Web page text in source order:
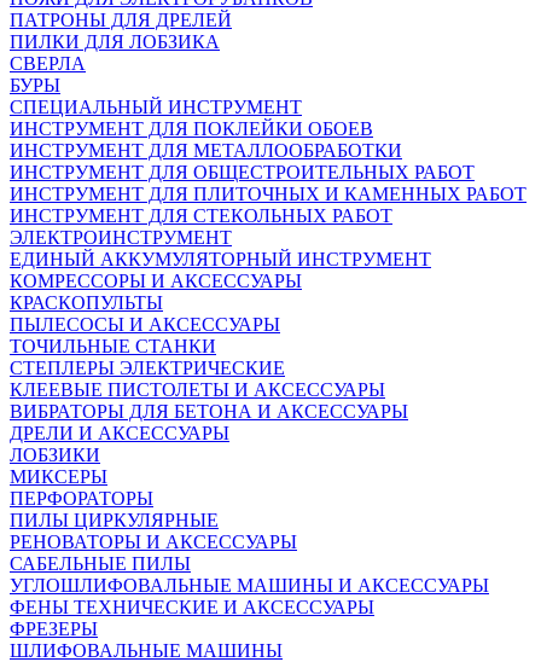
ПАТРОНЫ ДЛЯ ДРЕЛЕЙ
ПИЛКИ ДЛЯ ЛОБЗИКА
СВЕРЛА
БУРЫ
СПЕЦИАЛЬНЫЙ ИНСТРУМЕНТ
ИНСТРУМЕНТ ДЛЯ ПОКЛЕЙКИ ОБОЕВ
ИНСТРУМЕНТ ДЛЯ МЕТАЛЛООБРАБОТКИ
ИНСТРУМЕНТ ДЛЯ ОБЩЕСТРОИТЕЛЬНЫХ РАБОТ
ИНСТРУМЕНТ ДЛЯ ПЛИТОЧНЫХ И КАМЕННЫХ РАБОТ
ИНСТРУМЕНТ ДЛЯ СТЕКОЛЬНЫХ РАБОТ
ЭЛЕКТРОИНСТРУМЕНТ
ЕДИНЫЙ АККУМУЛЯТОРНЫЙ ИНСТРУМЕНТ
КОМРЕССОРЫ И АКСЕССУАРЫ
КРАСКОПУЛЬТЫ
ПЫЛЕСОСЫ И АКСЕССУАРЫ
ТОЧИЛЬНЫЕ СТАНКИ
СТЕПЛЕРЫ ЭЛЕКТРИЧЕСКИЕ
КЛЕЕВЫЕ ПИСТОЛЕТЫ И АКСЕССУАРЫ
ВИБРАТОРЫ ДЛЯ БЕТОНА И АКСЕССУАРЫ
ДРЕЛИ И АКСЕССУАРЫ
ЛОБЗИКИ
МИКСЕРЫ
ПЕРФОРАТОРЫ
ПИЛЫ ЦИРКУЛЯРНЫЕ
РЕНОВАТОРЫ И АКСЕССУАРЫ
САБЕЛЬНЫЕ ПИЛЫ
УГЛОШЛИФОВАЛЬНЫЕ МАШИНЫ И АКСЕССУАРЫ
ФЕНЫ ТЕХНИЧЕСКИЕ И АКСЕССУАРЫ
ФРЕЗЕРЫ
ШЛИФОВАЛЬНЫЕ МАШИНЫ